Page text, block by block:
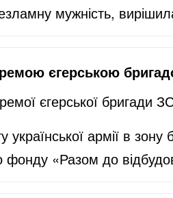
мужність,
єгерською
єгерської бригади
української армії в
фонду «Разом до